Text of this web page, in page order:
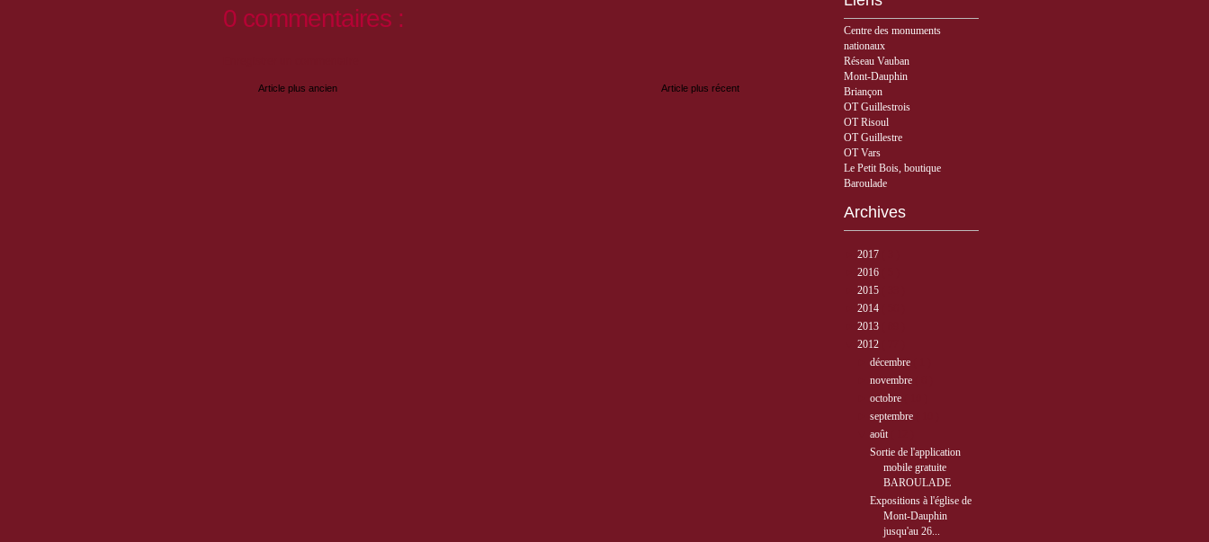
0 commentaires :
Article plus récent
Article plus ancien
Centre des monuments
nationaux
Réseau Vauban
Mont-Dauphin
Briançon
OT Guillestrois
OT Risoul
OT Guillestre
OT Vars
Le Petit Bois, boutique
Baroulade
Archives
2017
2016
2015
2014
2013
2012
décembre
novembre
octobre
septembre
août
Sortie de l'application
mobile gratuite
BAROULADE
Expositions à l'église de
Mont-Dauphin
jusqu'au 26...